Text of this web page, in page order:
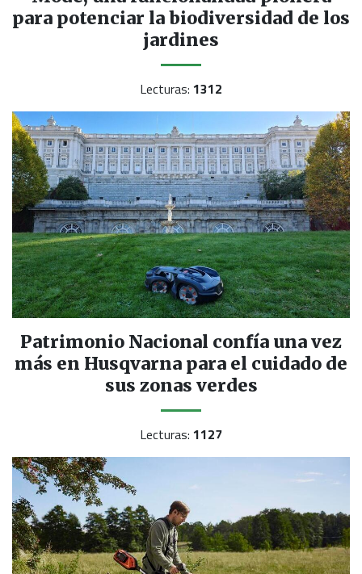
para potenciar la biodiversidad de los
jardines
Lecturas: 1312
Patrimonio Nacional confía una vez
más en Husqvarna para el cuidado de
sus zonas verdes
Lecturas: 1127